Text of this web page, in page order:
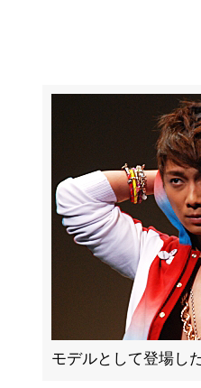
モデルとして登場し